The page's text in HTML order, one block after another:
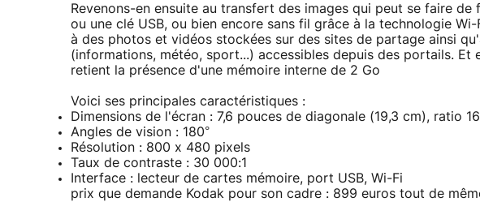
Revenons-en ensuite au transfert des images qui peut se faire
ou une clé USB, ou bien encore sans fil grâce à la technologie
à des photos et vidéos stockées sur des sites de partage ainsi
(informations, météo, sport...) accessibles depuis des portails. Et
retient la présence d'une mémoire interne de 2 Go
Voici ses principales caractéristiques :
Dimensions de l'écran : 7,6 pouces de diagonale (19,3 cm), ratio
Angles de vision : 180°
Résolution : 800 x 480 pixels
Taux de contraste : 30 000:1
Interface : lecteur de cartes mémoire, port USB, Wi-Fi
prix que demande Kodak pour son cadre : 899 euros tout de